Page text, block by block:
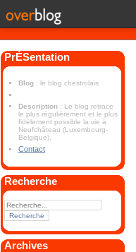
PrÉSentation
Blog : le blog chestrolais
Description : Le blog retrace
le plus régulièrement et le plus
fidèlement possible la vie à
Neufchâteau (Luxembourg-
Belgique).
Contact
Recherche
Archives